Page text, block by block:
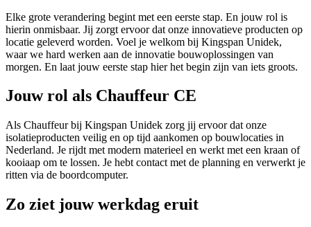
Elke grote verandering begint met een eerste stap. En jouw rol is
hierin onmisbaar. Jij zorgt ervoor dat onze innovatieve producten op
locatie geleverd worden. Voel je welkom bij Kingspan Unidek,
waar we hard werken aan de innovatie bouwoplossingen van
morgen. En laat jouw eerste stap hier het begin zijn van iets groots.
Jouw rol als Chauffeur CE
Als Chauffeur bij Kingspan Unidek zorg jij ervoor dat onze
isolatieproducten veilig en op tijd aankomen op bouwlocaties in
Nederland. Je rijdt met modern materieel en werkt met een kraan of
kooiaap om te lossen. Je hebt contact met de planning en verwerkt je
ritten via de boordcomputer.
Zo ziet jouw werkdag eruit